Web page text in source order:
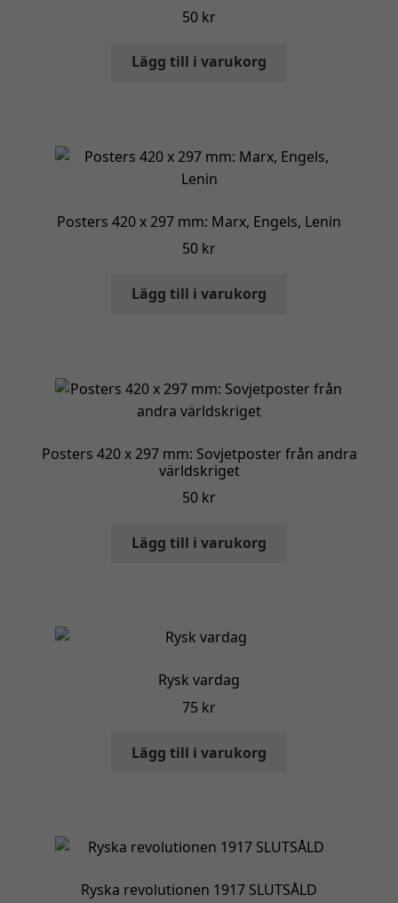
50 kr
Lägg till i varukorg
Posters 420 x 297 mm: Marx, Engels, Lenin
50 kr
Lägg till i varukorg
Posters 420 x 297 mm: Sovjetposter från andra
världskriget
50 kr
Lägg till i varukorg
Rysk vardag
75 kr
Lägg till i varukorg
Ryska revolutionen 1917 SLUTSÅLD